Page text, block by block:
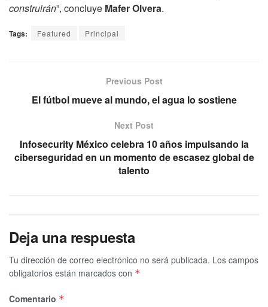
construirán”, concluye Mafer Olvera.
Tags: Featured Principal
Previous Post
El fútbol mueve al mundo, el agua lo sostiene
Next Post
Infosecurity México celebra 10 años impulsando la
ciberseguridad en un momento de escasez global de
talento
Deja una respuesta
Tu dirección de correo electrónico no será publicada. Los campos
obligatorios están marcados con *
Comentario *